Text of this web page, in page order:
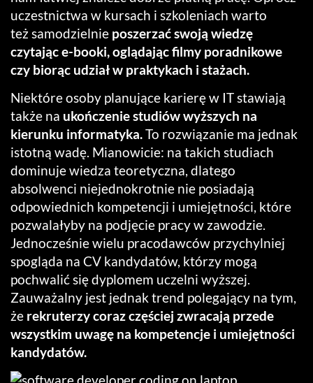
uczestnictwa w kursach i szkoleniach warto
też samodzielnie poszerzać swoją wiedzę
czytając e-booki, oglądając filmy poradnikowe
czy biorąc udział w praktykach i stażach.
Niektóre osoby planujące karierę w IT stawiają
także na ukończenie studiów wyższych na
kierunku informatyka.To rozwiązanie ma jednak
istotną wadę. Mianowicie: na takich studiach
dominuje wiedza teoretyczna, dlatego
absolwenci niejednokrotnie nie posiadają
odpowiednich kompetencji i umiejętności, które
pozwalałyby na podjęcie pracy w zawodzie.
Jednocześnie wielu pracodawców przychylniej
spogląda na CV kandydatów, którzy mogą
pochwalić się dyplomem uczelni wyższej.
Zauważalny jest jednak trend polegający na tym,
że rekruterzy coraz częściej zwracają przede
wszystkim uwagę na kompetencje i umiejętności
kandydatów.